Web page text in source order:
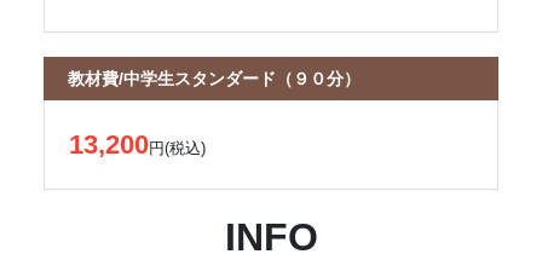
教材費/中学生スタンダード（９０分）
13,200円(税込)
INFO